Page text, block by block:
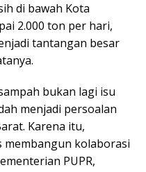
di bawah Kota
2.000 ton per hari,
tantangan besar
bukan lagi isu
menjadi persoalan
Karena itu,
membangun kolaborasi
PUPR,